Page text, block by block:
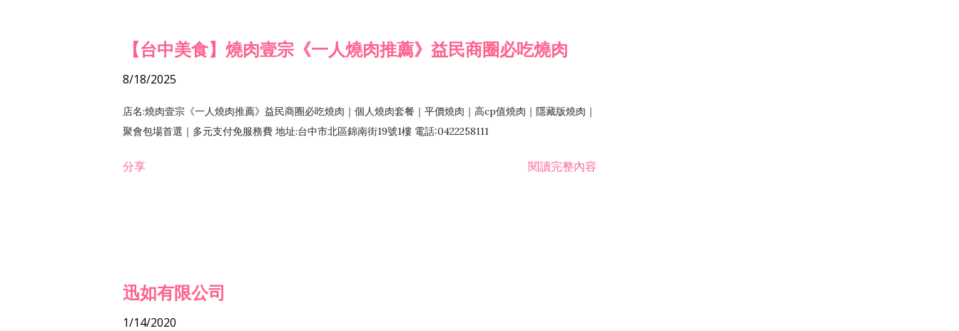
【台中美食】燒肉壹宗《一人燒肉推薦》益民商圈必吃燒肉
8/18/2025
店名:燒肉壹宗《一人燒肉推薦》益民商圈必吃燒肉｜個人燒肉套餐｜平價燒肉｜高cp值燒肉｜隱藏版燒肉｜
聚會包場首選｜多元支付免服務費 地址:台中市北區錦南街19號1樓 電話:0422258111
分享 閱讀完整內容
迅如有限公司
1/14/2020